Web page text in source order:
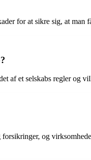
for at sikre sig, at man
af et selskabs regler og
og